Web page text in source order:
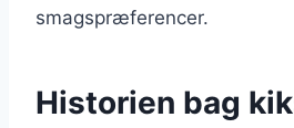
smagspræferencer.
Historien bag